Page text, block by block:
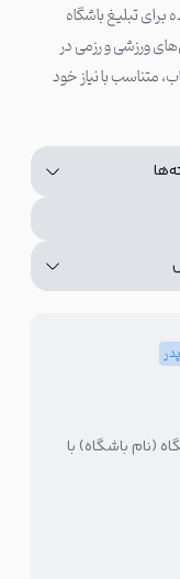
نمونه متن آماده برای تبلیغ باشگاه
ورزشی و رزمی در
با نیاز خود
(نام باشگاه) با